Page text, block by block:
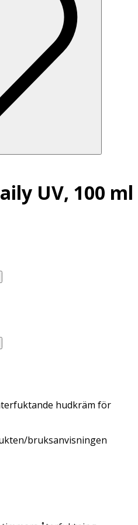
UV, 100 ml
hudkräm för
bruksanvisningen